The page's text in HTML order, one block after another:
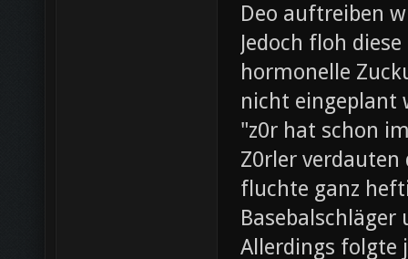
Deo auftreiben
Jedoch floh
hormonelle
nicht eingeplant
"z0r hat schon
Z0rler
fluchte ganz
Allerdings folgte